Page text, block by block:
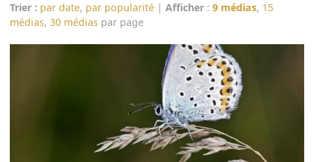
Trier : par date, par popularité |Afficher :9 médias, 15
médias,30 médias par page